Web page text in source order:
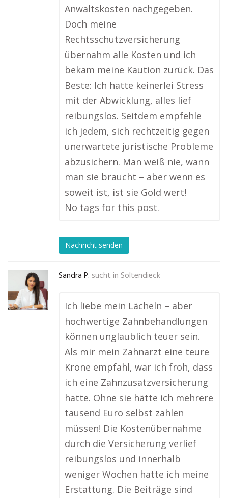
Anwaltskosten nachgegeben.
Doch meine
Rechtsschutzversicherung
übernahm alle Kosten und ich
bekam meine Kaution zurück. Das
Beste: Ich hatte keinerlei Stress
mit der Abwicklung, alles lief
reibungslos. Seitdem empfehle
ich jedem, sich rechtzeitig gegen
unerwartete juristische Probleme
abzusichern. Man weiß nie, wann
man sie braucht – aber wenn es
soweit ist, ist sie Gold wert!
No tags for this post.
Nachricht senden
Sandra P. sucht in Soltendieck
Ich liebe mein Lächeln – aber
hochwertige Zahnbehandlungen
können unglaublich teuer sein.
Als mir mein Zahnarzt eine teure
Krone empfahl, war ich froh, dass
ich eine Zahnzusatzversicherung
hatte. Ohne sie hätte ich mehrere
tausend Euro selbst zahlen
müssen! Die Kostenübernahme
durch die Versicherung verlief
reibungslos und innerhalb
weniger Wochen hatte ich meine
Erstattung. Die Beiträge sind